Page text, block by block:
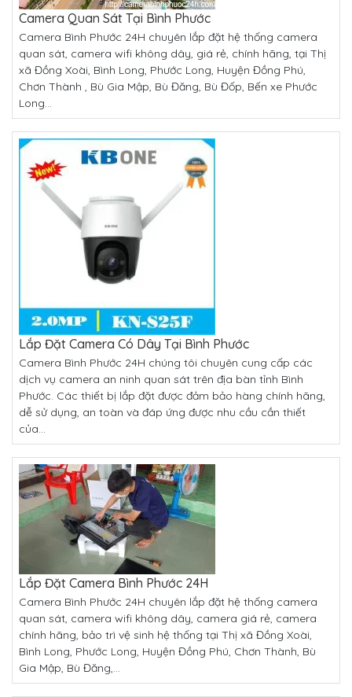
Camera Quan Sát Tại Bình Phước
Camera Bình Phước 24H chuyên lắp đặt hệ thống camera
quan sát, camera wifi không dây, giá rẻ, chính hãng, tại Thị
xã Đồng Xoài, Bình Long, Phước Long, Huyện Đồng Phú,
Chơn Thành , Bù Gia Mập, Bù Đăng, Bù Đốp, Bến xe Phước
Long...
Lắp Đặt Camera Có Dây Tại Bình Phước
Camera Bình Phước 24H chúng tôi chuyên cung cấp các
dịch vụ camera an ninh quan sát trên địa bàn tỉnh Bình
Phước. Các thiết bị lắp đặt được đảm bảo hàng chính hãng,
dễ sử dụng, an toàn và đáp ứng được nhu cầu cần thiết
của...
Lắp Đặt Camera Bình Phước 24H
Camera Bình Phước 24H chuyên lắp đặt hệ thống camera
quan sát, camera wifi không dây, camera giá rẻ, camera
chính hãng, bảo trì vệ sinh hệ thống tại Thị xã Đồng Xoài,
Bình Long, Phước Long, Huyện Đồng Phú, Chơn Thành, Bù
Gia Mập, Bù Đăng,...